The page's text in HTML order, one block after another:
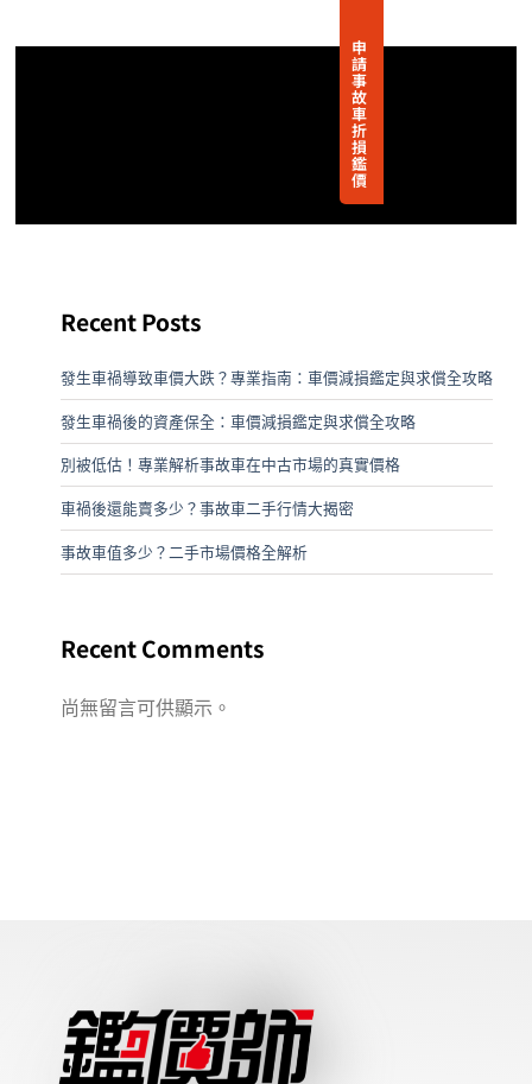
申
請
事
故
車
折
損
鑑
價
Recent Posts
發生車禍導致車價大跌？專業指南：車價減損鑑定與求償全攻略
發生車禍後的資產保全：車價減損鑑定與求償全攻略
別被低估！專業解析事故車在中古市場的真實價格
車禍後還能賣多少？事故車二手行情大揭密
事故車值多少？二手市場價格全解析
Recent Comments
尚無留言可供顯示。